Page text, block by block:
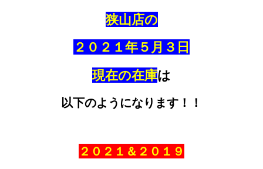
狭山店の
２０２１年５月３日
現在の在庫は
以下のようになります！！
２０２１＆２０１９